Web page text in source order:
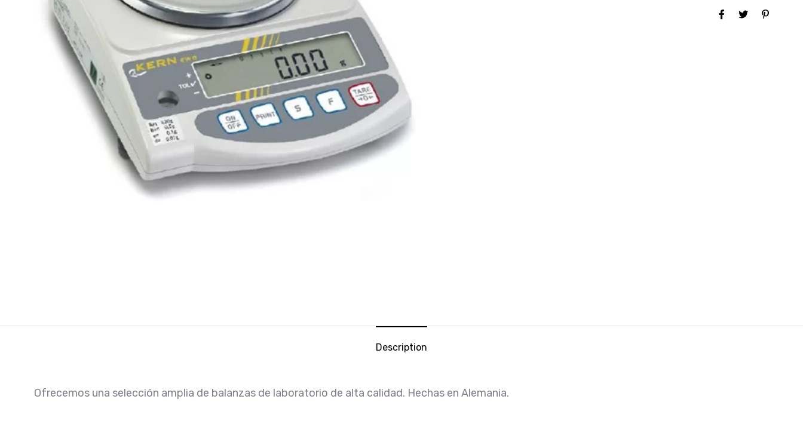
Description
Ofrecemos una selección amplia de balanzas de laboratorio de alta calidad. Hechas en Alemania.